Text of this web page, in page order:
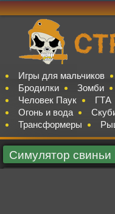
Игры для мальчиков
Бродилки
Зомби
Человек Паук
ГТА
Огонь и вода
Трансформеры
Симулятор свиньи